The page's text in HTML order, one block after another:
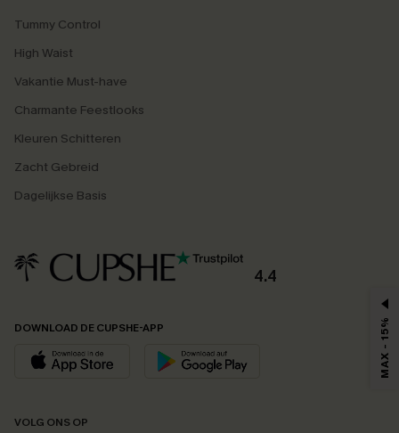
Tummy Control
High Waist
Vakantie Must-have
Charmante Feestlooks
Kleuren Schitteren
Zacht Gebreid
Dagelijkse Basis
4.4
DOWNLOAD DE CUPSHE-APP
VOLG ONS OP
MAX - 15%